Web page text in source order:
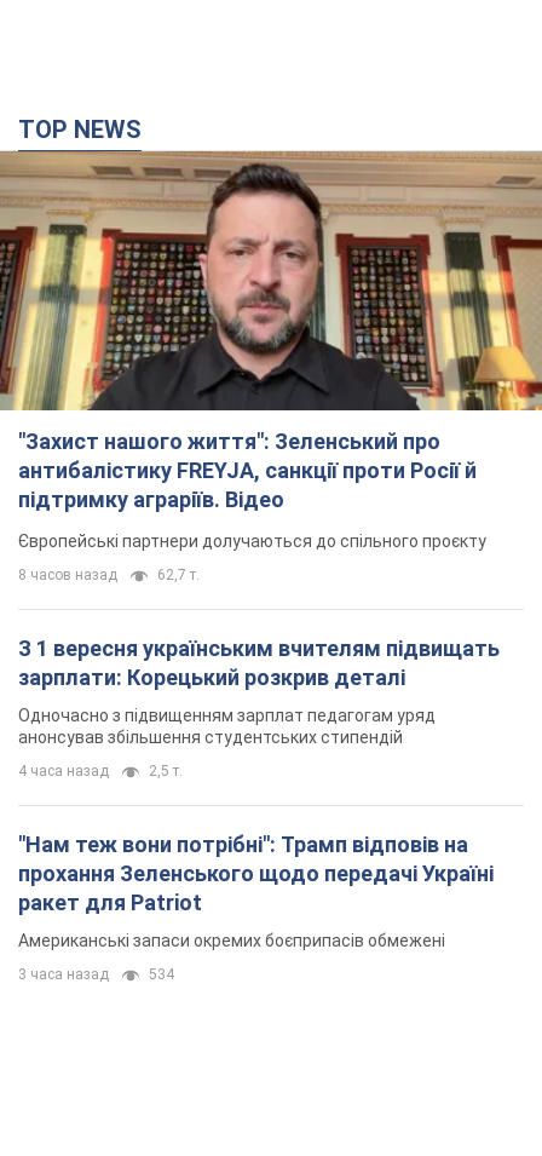
"Захист нашого життя": Зеленський про
антибалістику FREYJA, санкції проти Росії й
підтримку аграріїв. Відео
Європейські партнери долучаються до спільного проєкту
8 часов назад 62,7 т.
З 1 вересня українським вчителям підвищать
зарплати: Корецький розкрив деталі
Одночасно з підвищенням зарплат педагогам уряд
"Нам теж вони потрібні": Трамп відповів на
прохання Зеленського щодо передачі Україні
ракет для Patriot
3 часа назад 534